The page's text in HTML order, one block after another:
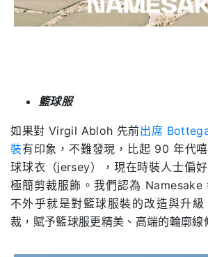
籃球服
如果對 Virgil Abloh 先前出席
裝有印象，不難發現，比起 90 年代
球球衣（jersey），現在時裝人士偏
極簡剪裁服飾。我們認為 Namesake
不外乎就是對籃球服裝的改造與升
裁，賦予籃球服更精美、高端的輪廓線